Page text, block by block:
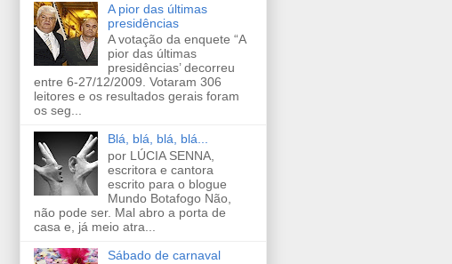
A pior das últimas
presidências
A votação da enquete “A
pior das últimas
presidências’ decorreu
entre 6-27/12/2009. Votaram 306
leitores e os resultados gerais foram
os seg...
Blá, blá, blá, blá...
por LÚCIA SENNA,
escritora e cantora
escrito para o blogue
Mundo Botafogo Não,
não pode ser. Mal abro a porta de
casa e, já meio atra...
Sábado de carnaval